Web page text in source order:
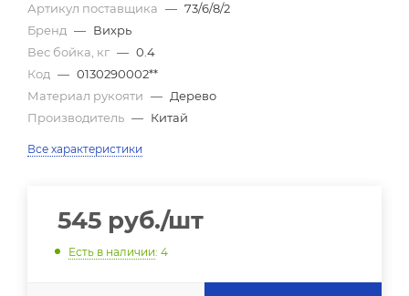
Артикул поставщика — 73/6/8/2
Бренд — Вихрь
Вес бойка, кг — 0.4
Код — 0130290002**
Материал рукояти — Дерево
Производитель — Китай
Все характеристики
545 руб./шт
Есть в наличии: 4